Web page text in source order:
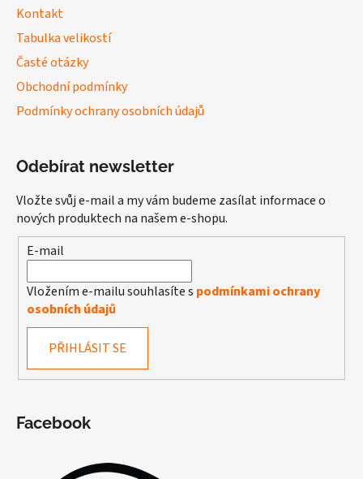
Kontakt
Tabulka velikostí
Časté otázky
Obchodní podmínky
Podmínky ochrany osobních údajů
Odebírat newsletter
Vložte svůj e-mail a my vám budeme zasílat informace o
nových produktech na našem e-shopu.
E-mail
Vložením e-mailu souhlasíte s podmínkami ochrany
osobních údajů
PŘIHLÁSIT SE
Facebook